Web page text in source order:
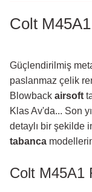
Colt
Güçlendirilmiş
paslanmaz çelik
Blowback airsoft
Klas Av'da... Son
detaylı bir şekilde
tabanca
Colt M45A1